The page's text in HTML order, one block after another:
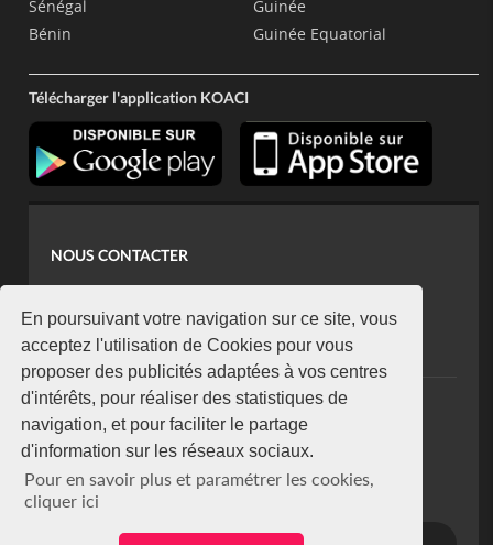
En poursuivant votre navigation sur ce site, vous
acceptez l'utilisation de Cookies pour vous
proposer des publicités adaptées à vos centres
d'intérêts, pour réaliser des statistiques de
navigation, et pour faciliter le partage
d'information sur les réseaux sociaux.
Pour en savoir plus et paramétrer les cookies,
cliquer ici
Sénégal
Bénin
Guinée
Guinée Equatorial
Télécharger l'application KOACI
NOUS CONTACTER
koaci@yahoo.fr
+225 07 08 85 52 93
NEWSLETTER
Restez connecté via notre newsletter
S'abonner
Se désabonner